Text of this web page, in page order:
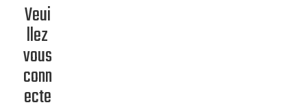
Veui
llez
vous
conn
ecte